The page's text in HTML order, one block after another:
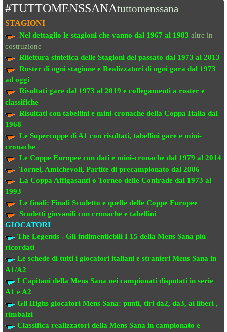
#TUTTOMENSSANAtuttomenssana
STAGIONI
Nel dettaglio le stagioni che vanno dal 1967 al 1983 altre in
costruzione
Rilettura sintetica delle Stagioni del passato dal 1973 al 2013
Roster di ogni stagione e Realizzatori di ogni gara dal 1973
ad oggi
Risultati gare dal 1973 al 2019 e collegamenti a roster e
classifiche
Risultati con tabellini e mini-cronache della Coppa Italia dal
1968
Le Supercoppe di A1 con risultati, tabellini gare e mini-
cronache
Le Coppe Europee con dati e mini-cronache dal 1979 al 2014
Tornei, Amichevoli, Partite di precampionato dal 2006
La Coppa Affigasanti o Torneo delle Contrade dal 1973 al
1993
Le finali: Finali Scudetto e quelle delle Coppe Europee
Scudetti giovanili con cronache e tabellini
GIOCATORI
The Legends - Gli indimenticbili I 15 della Mens Sana più
ricordati
Le schede di tutti i giocatori italiani e stranieri Mens Sana in
A1/A2
I Capitani della Mens Sana nei campionati disputati in serie
A1 e A2
Gli Highs giocatori Mens Sana: punti, tiri da2, da3, ai liberi ,
rimbalzi
Classifica realizzatori della Mens Sana in campionato e